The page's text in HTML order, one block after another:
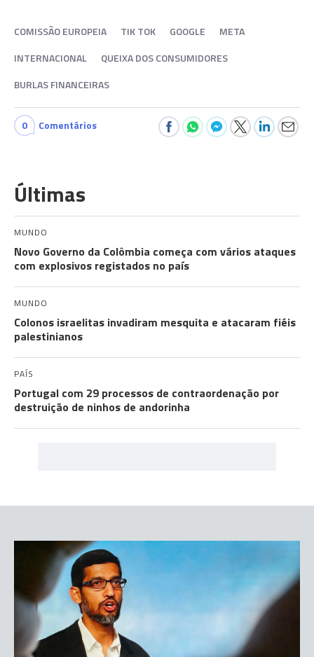
COMISSÃO EUROPEIA TIK TOK GOOGLE
META
INTERNACIONAL
QUEIXA DOS CONSUMIDORES
BURLAS FINANCEIRAS
0 Comentários
Últimas
MUNDO
Novo Governo da Colômbia começa com vários ataques
com explosivos registados no país
MUNDO
Colonos israelitas invadiram mesquita e atacaram fiéis
palestinianos
PAÍS
Portugal com 29 processos de contraordenação por
destruição de ninhos de andorinha